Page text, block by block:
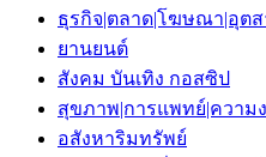
ธุรกิจ|ตลาด|โฆษณา|อุต
ยานยนต์
สังคม บันเทิง กอสซิป
สุขภาพ|การแพทย์|ความ
อสังหาริมทรัพย์